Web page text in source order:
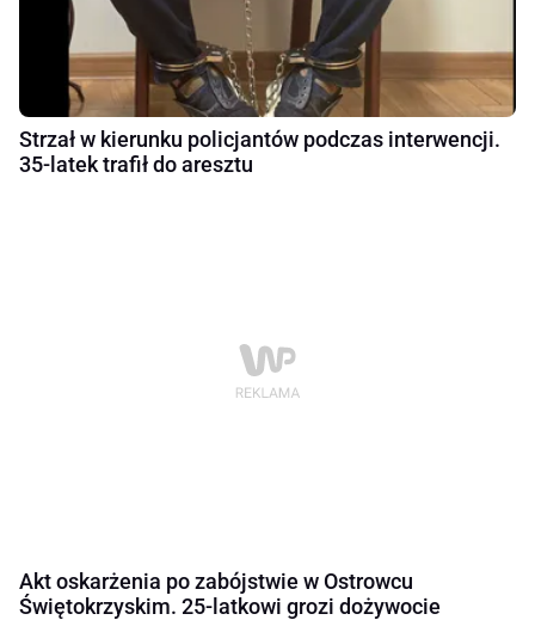
Strzał w kierunku policjantów podczas interwencji.
35-latek trafił do aresztu
Akt oskarżenia po zabójstwie w Ostrowcu
Świętokrzyskim. 25-latkowi grozi dożywocie